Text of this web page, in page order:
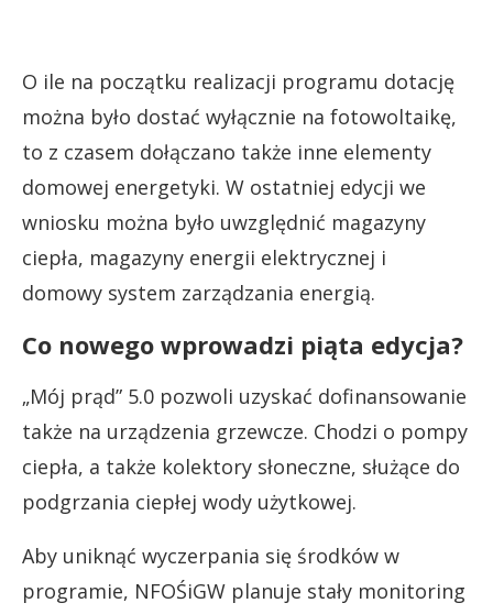
O ile na początku realizacji programu dotację
można było dostać wyłącznie na fotowoltaikę,
to z czasem dołączano także inne elementy
domowej energetyki. W ostatniej edycji we
wniosku można było uwzględnić magazyny
ciepła, magazyny energii elektrycznej i
domowy system zarządzania energią.
Co nowego wprowadzi piąta edycja?
„Mój prąd” 5.0 pozwoli uzyskać dofinansowanie
także na urządzenia grzewcze. Chodzi o pompy
ciepła, a także kolektory słoneczne, służące do
podgrzania ciepłej wody użytkowej.
Aby uniknąć wyczerpania się środków w
programie, NFOŚiGW planuje stały monitoring